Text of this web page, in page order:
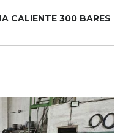
CALIENTE 300 BARES